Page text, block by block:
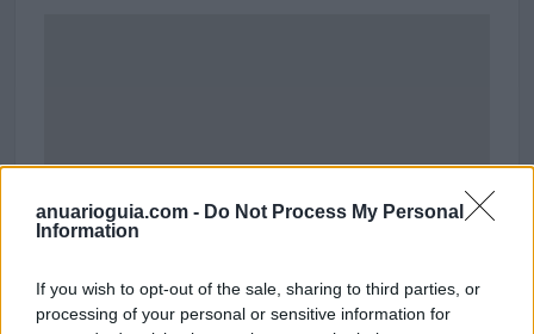
anuarioguia.com - Do Not Process My Personal
Information
If you wish to opt-out of the sale, sharing to third parties, or
processing of your personal or sensitive information for